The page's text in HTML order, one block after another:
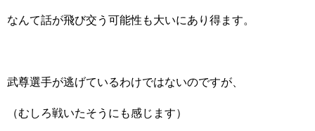
なんて話が飛び交う可能性も大いにあり得ます。
武尊選手が逃げているわけではないのですが、
（むしろ戦いたそうにも感じます）